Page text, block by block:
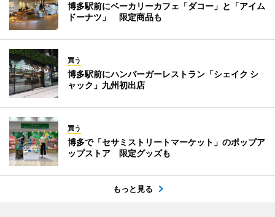
博多駅前にベーカリーカフェ「ダコー」と「アイム
ドーナツ」 限定商品も
買う
博多駅前にハンバーガーレストラン「シェイク シ
ャック」九州初出店
買う
博多で「セサミストリートマーケット」のポップア
ップストア 限定グッズも
もっと見る